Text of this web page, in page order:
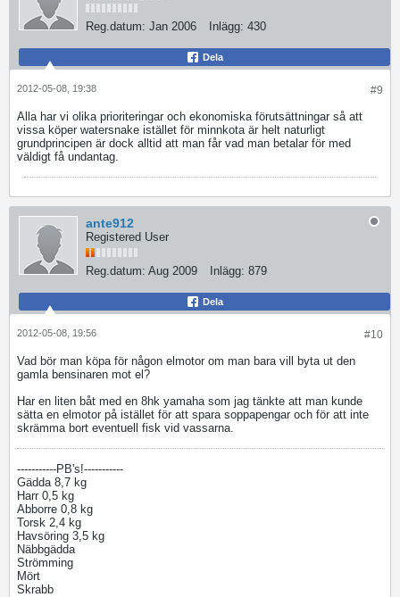
Reg.datum: Jan 2006 Inlägg: 430
Dela
#9
2012-05-08, 19:38
Alla har vi olika prioriteringar och ekonomiska förutsättningar så att
vissa köper watersnake istället för minnkota är helt naturligt
grundprincipen är dock alltid att man får vad man betalar för med
väldigt få undantag.
ante912
Registered User
Reg.datum: Aug 2009 Inlägg: 879
Dela
#10
2012-05-08, 19:56
Vad bör man köpa för någon elmotor om man bara vill byta ut den
gamla bensinaren mot el?
Har en liten båt med en 8hk yamaha som jag tänkte att man kunde
sätta en elmotor på istället för att spara soppapengar och för att inte
skrämma bort eventuell fisk vid vassarna.
-----------PB's!-----------
Gädda 8,7 kg
Harr 0,5 kg
Abborre 0,8 kg
Torsk 2,4 kg
Havsöring 3,5 kg
Näbbgädda
Strömming
Mört
Skrabb